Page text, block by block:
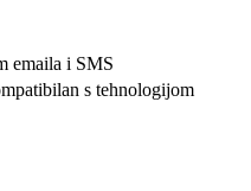
emaila i SMS
s tehnologijom